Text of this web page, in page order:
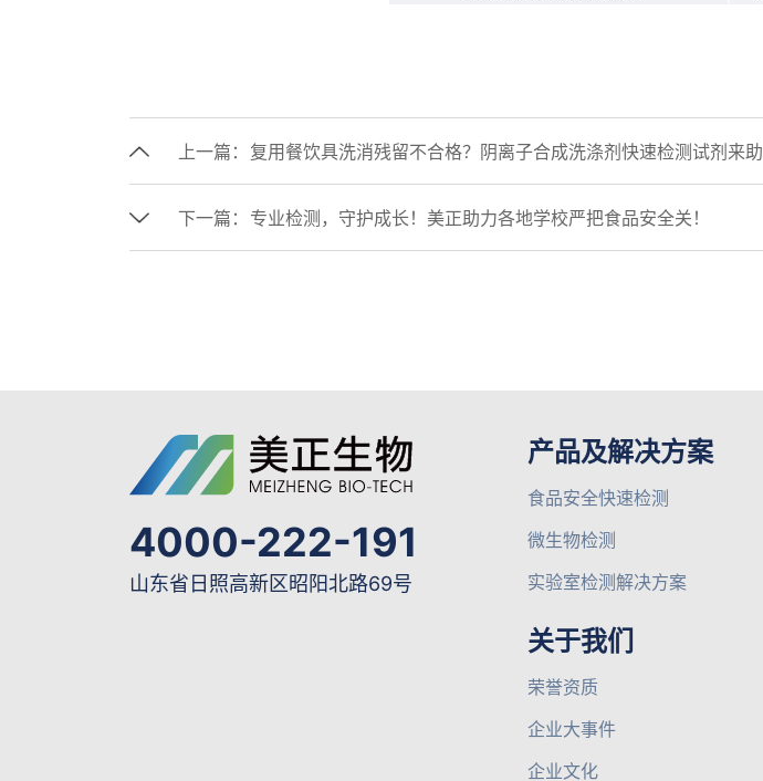
上一篇： 复用餐饮具洗消残留不合格？阴离子合成洗涤剂快速检测试剂来助
下一篇： 专业检测，守护成长！美正助力各地学校严把食品安全关！
4000-222-191
山东省日照高新区昭阳北路69号
产品及解决方案
食品安全快速检测
微生物检测
实验室检测解决方案
关于我们
荣誉资质
企业大事件
企业文化